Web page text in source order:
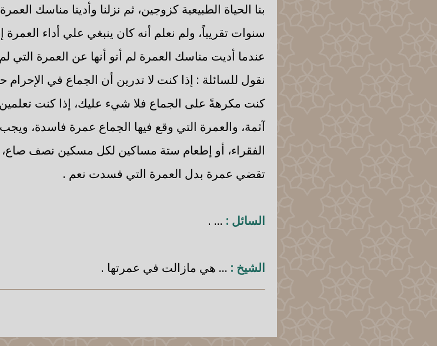
بنا الحياة الطبيعية كزوجين، ثم نزلنا وأدينا مناسك
سنوات تقريباً، ولم نعلم أنه كان ينبغي علي أداء العمرة
عندما أديت مناسك العمرة لم أنو أنها عن العمرة التي
نقول للسائلة : إذا كنت لا تدرين أن الجماع في
كنت مكرهةً على الجماع فلا شيء عليك، إذا كنت
آثمة، والعمرة التي وقع فيها الجماع عمرة فاسدة،
الفقراء، أو إطعام ستة مساكين لكل مسكين نصف صاع،
تقضي عمرة بدل العمرة التي فسدت نعم .
السائل : ... .
الشيخ : ... هي مازالت في عمرتها .